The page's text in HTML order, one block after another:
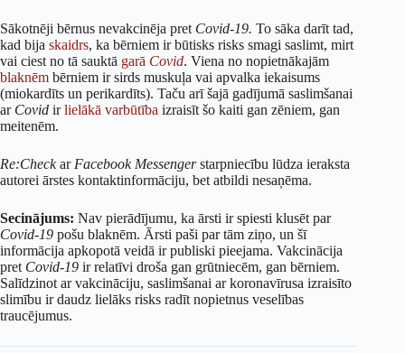
Sākotnēji bērnus nevakcinēja pret Covid-19. To sāka darīt tad,
kad bija skaidrs, ka bērniem ir būtisks risks smagi saslimt, mirt
vai ciest no tā sauktā garā Covid. Viena no nopietnākajām
blaknēm bērniem ir sirds muskuļa vai apvalka iekaisums
(miokardīts un perikardīts). Taču arī šajā gadījumā saslimšanai
ar Covid irlielākā varbūtība izraisīt šo kaiti gan zēniem, gan
meitenēm.
Re:Checkar Facebook Messengerstarpniecību lūdza ieraksta
autorei ārstes kontaktinformāciju, bet atbildi nesaņēma.
Secinājums: Nav pierādījumu, ka ārsti ir spiesti klusēt par
Covid-19 pošu blaknēm. Ārsti paši par tām ziņo, un šī
informācija apkopotā veidā ir publiski pieejama. Vakcinācija
pret Covid-19 ir relatīvi droša gan grūtniecēm, gan bērniem.
Salīdzinot ar vakcināciju, saslimšanai ar koronavīrusa izraisīto
slimību ir daudz lielāks risks radīt nopietnus veselības
traucējumus.